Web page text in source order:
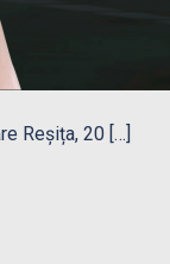
Reșița, 20 […]